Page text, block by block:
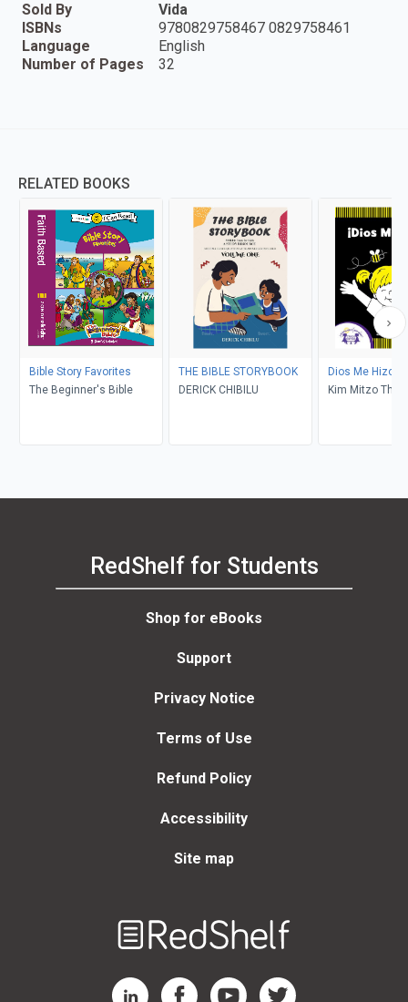
Sold By
Vida
ISBNs
9780829758467 0829758461
Language
English
Number of Pages
32
RELATED BOOKS
Bible Story Favorites
The Beginner's Bible
THE BIBLE STORYBOOK
DERICK CHIBILU
Dios Me Hizo!
Kim Mitzo
RedShelf for Students
Shop for eBooks
Support
Privacy Notice
Terms of Use
Refund Policy
Accessibility
Site map
RedShelf LinkedIn Page
RedShelf Facebook Page
RedShelf YouTube Page
RedShelf Twitter Page